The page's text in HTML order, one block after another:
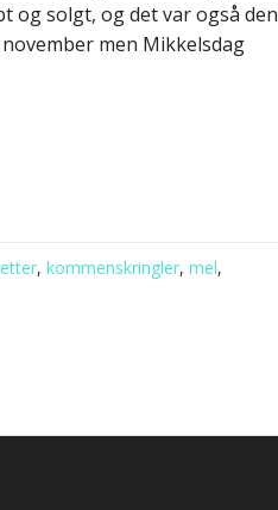
og solgt, og det var også den
men Mikkelsdag
, kommenskringler, mel,